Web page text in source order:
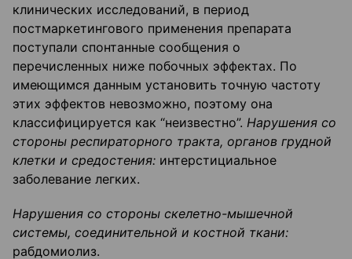
клинических исследований, в период
постмаркетингового применения препарата
поступали спонтанные сообщения о
перечисленных ниже побочных эффектах. По
имеющимся данным установить точную частоту
этих эффектов невозможно, поэтому она
классифицируется как “неизвестно”. Нарушения со
стороны респираторного тракта, органов грудной
клетки и средостения: интерстициальное
заболевание легких.
Нарушения со стороны скелетно-мышечной
системы, соединительной и костной ткани:
рабдомиолиз.